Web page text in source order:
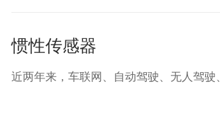
惯性传感器
近两年来，车联网、自动驾驶、无人驾